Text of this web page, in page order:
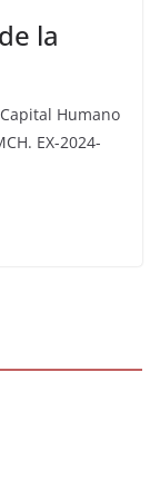
la
Humano
EX-2024-